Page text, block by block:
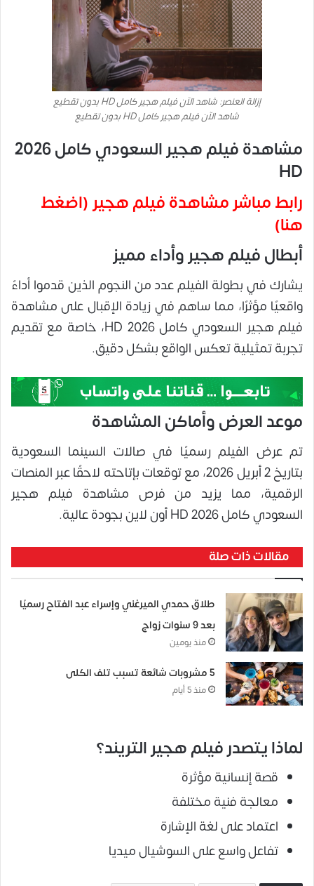
إزالة العنصر: شاهد الآن فيلم هجير كامل HD بدون تقطيع
شاهد الآن فيلم هجير كامل HD بدون تقطيع
مشاهدة فيلم هجير السعودي كامل 2026
HD
رابط مباشر مشاهدة فيلم هجير (اضغط
هنا)
أبطال فيلم هجير وأداء مميز
يشارك في بطولة الفيلم عدد من النجوم الذين قدموا أداءً
واقعيًا مؤثرًا، مما ساهم في زيادة الإقبال على مشاهدة
فيلم هجير السعودي كامل 2026 HD، خاصة مع تقديم
تجربة تمثيلية تعكس الواقع بشكل دقيق.
موعد العرض وأماكن المشاهدة
تم عرض الفيلم رسميًا في صالات السينما السعودية
بتاريخ 2 أبريل 2026، مع توقعات بإتاحته لاحقًا عبر المنصات
الرقمية، مما يزيد من فرص مشاهدة فيلم هجير
السعودي كامل 2026 HD أون لاين بجودة عالية.
مقالات ذات صلة
طلاق حمدي الميرغني وإسراء عبد الفتاح رسميًا
بعد 9 سنوات زواج
منذ يومين
5 مشروبات شائعة تسبب تلف الكلى
منذ 5 أيام
لماذا يتصدر فيلم هجير التريند؟
قصة إنسانية مؤثرة
معالجة فنية مختلفة
اعتماد على لغة الإشارة
تفاعل واسع على السوشيال ميديا